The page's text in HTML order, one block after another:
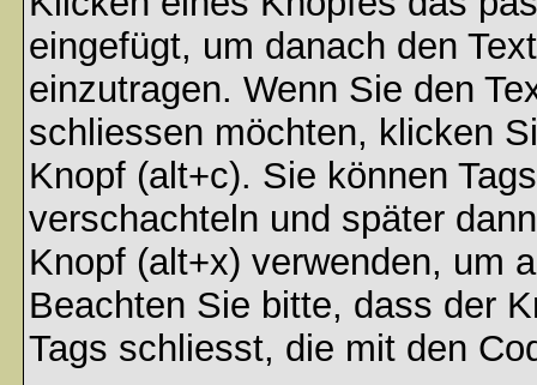
eingefügt, um danach den
einzutragen. Wenn Sie den
schliessen möchten, klicken
Knopf (alt+c). Sie können
verschachteln und später
Knopf (alt+x) verwenden, um
Beachten Sie bitte, dass der
Tags schliesst, die mit den